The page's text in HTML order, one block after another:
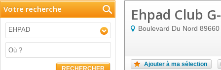
Votre recherche
EHPAD
RECHERCHER
Ehpad Club
Boulevard Du Nord 89660
Ajouter à ma sélection